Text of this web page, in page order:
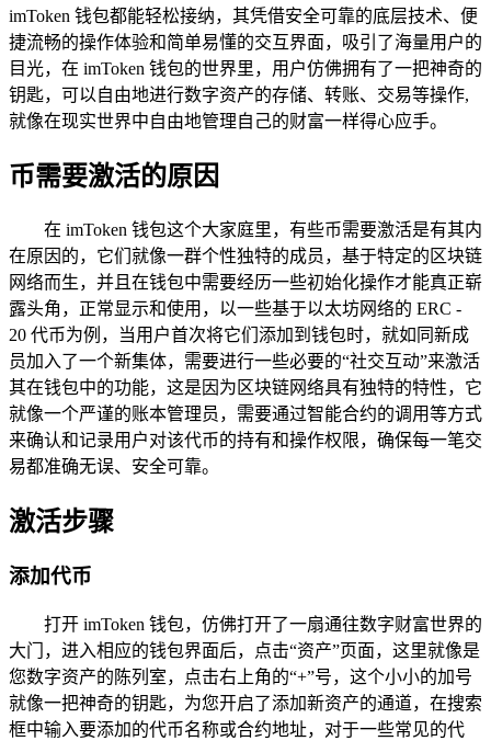
imToken 钱包都能轻松接纳，其凭借安全可靠的底层技术、便
捷流畅的操作体验和简单易懂的交互界面，吸引了海量用户的
目光，在 imToken 钱包的世界里，用户仿佛拥有了一把神奇的
钥匙，可以自由地进行数字资产的存储、转账、交易等操作,
就像在现实世界中自由地管理自己的财富一样得心应手。
币需要激活的原因
在 imToken 钱包这个大家庭里，有些币需要激活是有其内
在原因的，它们就像一群个性独特的成员，基于特定的区块链
网络而生，并且在钱包中需要经历一些初始化操作才能真正崭
露头角，正常显示和使用，以一些基于以太坊网络的 ERC -
20 代币为例，当用户首次将它们添加到钱包时，就如同新成
员加入了一个新集体，需要进行一些必要的“社交互动”来激活
其在钱包中的功能，这是因为区块链网络具有独特的特性，它
就像一个严谨的账本管理员，需要通过智能合约的调用等方式
来确认和记录用户对该代币的持有和操作权限，确保每一笔交
易都准确无误、安全可靠。
激活步骤
添加代币
打开 imToken 钱包，仿佛打开了一扇通往数字财富世界的
大门，进入相应的钱包界面后，点击“资产”页面，这里就像是
您数字资产的陈列室，点击右上角的“+”号，这个小小的加号
就像一把神奇的钥匙，为您开启了添加新资产的通道，在搜索
框中输入要添加的代币名称或合约地址，对于一些常见的代